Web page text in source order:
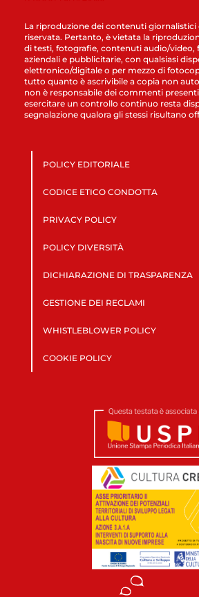
La riproduzione dei contenuti giornalistici
riservata. Pertanto, è vietata la
di testi, fotografie, contenuti audio/video,
aziendali e pubblicitarie, con qualsiasi
elettronico/digitale o per mezzo di
tutto quanto è ascrivibile a copia non
non è responsabile dei commenti
esercitare un controllo continuo resta
segnalazione qualora gli stessi risultano
POLICY EDITORIALE
CODICE ETICO CONDOTTA
PRIVACY POLICY
POLICY DIVERSITÀ
DICHIARAZIONE DI TRASPARENZA
GESTIONE DEI RECLAMI
WHISTLEBLOWER POLICY
COOKIE POLICY